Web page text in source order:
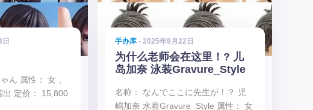
ん 属性： 女 、
出 定价： 15,800
手办库 - 2025年9月22日
为什么老师会在这里！? 儿
岛加奈 泳装Gravure_Style
名称： なんでここに先生が！？ 児
嶋加奈 水着Gravure_Style 属性： 女